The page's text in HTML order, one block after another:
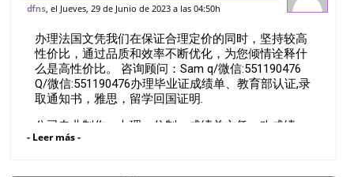
学/未顺利毕业/成绩不理想/留信认证
dfns , el Jueves, 29 de Junio de 2023 a las 04:50h
办理法国文凭我们在保证合理定价的同时，坚持较高
性价比，通过品质和效率不断优化，为您倾情诠释什
么是高性价比。 咨询顾问：Sam q/微信:551190476
Q/微信:551190476办理毕业证成绩单、教育部认证,录
取通知书，雅思，留学回国证明.
公司专业制作、办理、仿制、成绩单文凭、改成绩、
教育部学历学位认证、毕业证、成绩单、文凭、学历
- Leer más -